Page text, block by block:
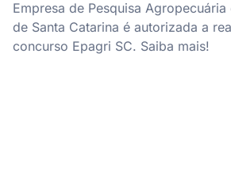
Empresa de Pesquisa Agropecuária
de Santa Catarina é autorizada a
concurso Epagri SC. Saiba mais!